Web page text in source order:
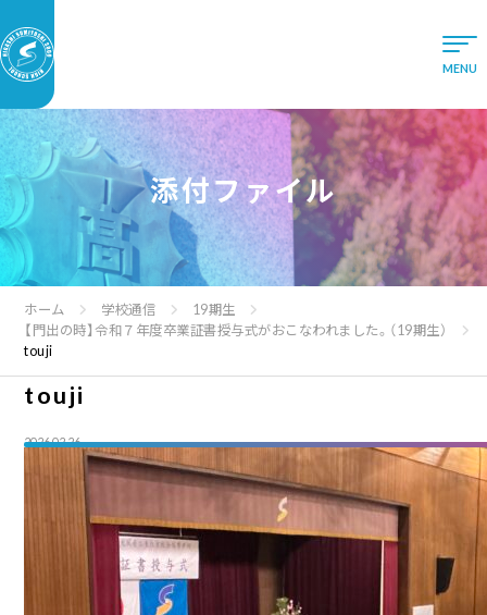
添付ファイル
ホーム 学校通信
19期生
【門出の時】令和７年度卒業証書授与式がおこなわれました。（19期生）
touji
touji
2026.02.26